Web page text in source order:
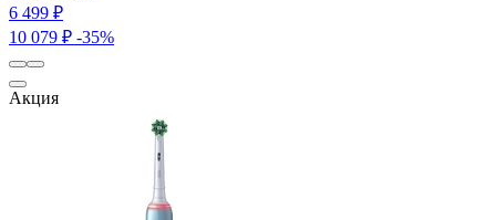
6 499 ₽
10 079 ₽ -35%
Акция